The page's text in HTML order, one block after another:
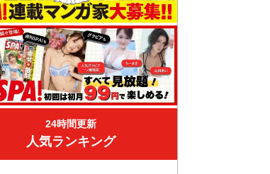
24時間更新
人気ランキング